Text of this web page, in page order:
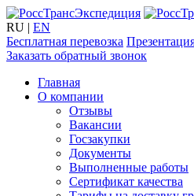
RU | EN
Бесплатная перевозка
Заказать обратный звонок
Главная
О компании
Отзывы
Вакансии
Госзакупки
Документы
Выполненные работы
Сертификат качества